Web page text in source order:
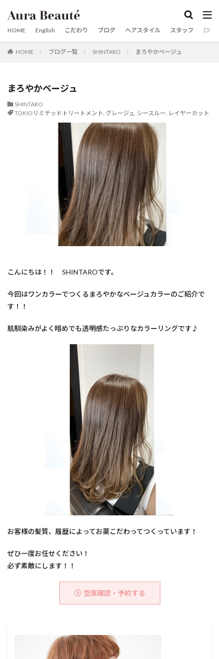
HOME English こだわり ブログ ヘアスタイル スタッフ 口コ
HOME ブログ一覧 SHINTARO まろやかベージュ
まろやかベージュ
SHINTARO
TOKIOリミテッドトリートメント, グレージュ, シースルー, レイヤーカット
こんにちは！！ SHINTAROです。
今回はワンカラーでつくるまろやかなベージュカラーのご紹介で
す！！
肌馴染みがよく暗めでも透明感たっぷりなカラーリングです♪
お客様の髪質、履歴によってお薬こだわってつくっています！
ぜひ一度お任せください！
必ず素敵にします！！
空席確認・予約する
カテゴリー
タグ
市役所前
京都市役所前
京都 烏丸
三条河原町
ロングスタイルが得意
レイヤーカットが得意な美容師
レイヤーカット
リタッチカラー 御池
メンズパーマ
メンズカット
河原町 烏丸御池
ヘアケア商品
酸熱トリートメントが得意
髪質改善メニュー
髪質改善が得意
髪質改善カラー
髪にドラマを
髪ドラつるりんちょ
髪ドラシャンプートリートメント
韓国風が得意なサロン
韓国へア
赤ちゃん筆
烏丸御池女性スタッフ
英語対応美容室
結婚相談
白髪染め
白髪ぼかしハイライト
白髪ぼかしが得意
白髪ぼかしカラーとは
アディクシーカラー
TOKIOリミテッドトリートメント
KINUJYOドライヤー
Haircut hair color
50代以降 50代からの美容室
カラーの違い
カットが得意
シークレットハイライト
ブリーチオンカラー
バレイヤージュ
30代からの美容室
ハイライトカラ
ノンジアミン
トステア
トキオリミテッド
チューニングストレートが得意
チューニングストレート
スロウカラー
酸熱トリートメント
トリートメント
ハイライトカラー